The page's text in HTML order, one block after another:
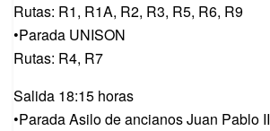
Rutas: R1, R1A, R2, R3, R5, R6, R9
•Parada UNISON
Rutas: R4, R7
Salida 18:15 horas
•Parada Asilo de ancianos Juan Pablo II